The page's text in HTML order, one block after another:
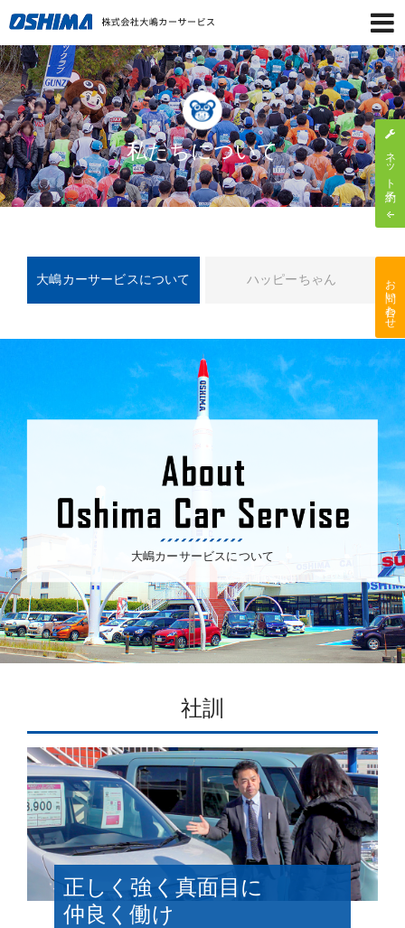
私たちについて
大嶋カーサービスについて ハッピーちゃん
大嶋カーサービスについて
社訓
正しく強く真面目に
仲良く働け
ネット予約
お問い合わせ